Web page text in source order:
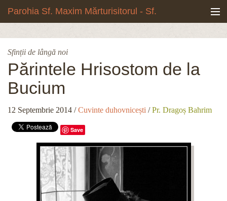
Parohia Sf. Maxim Mărturisitorul - Sf.
Noua biserică
Botezuri & Cununii
Teologie & Cuvinte duhovnicești
Fotografii
Preotul paroh
Program liturgic
Despre noi
Sfinții de lângă noi
Părintele Hrisostom de la
Bucium
12 Septembrie 2014 /Cuvinte duhovnicești /Pr. Dragoș Bahrim
Save